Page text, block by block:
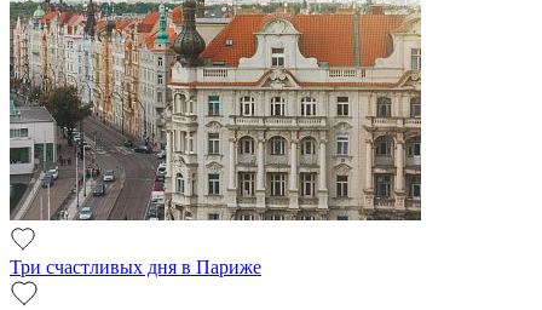
Три счастливых дня в Париже